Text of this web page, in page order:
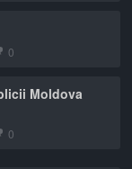
0
Moldova
0